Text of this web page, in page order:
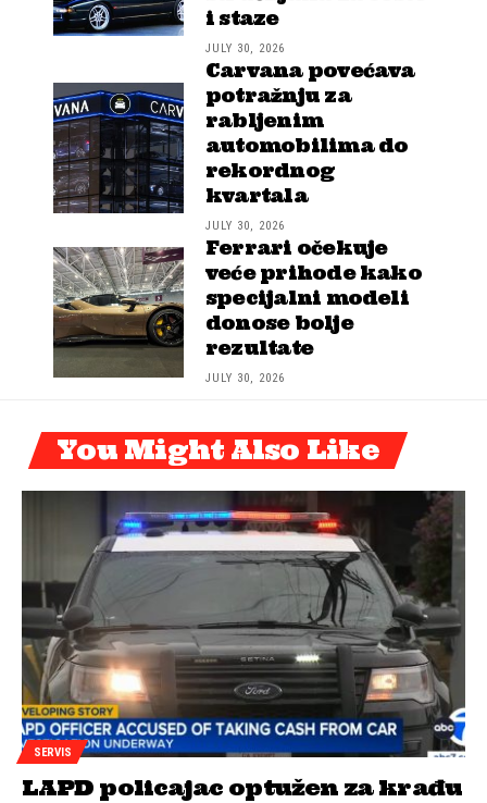
i staze
JULY 30, 2026
Carvana povećava
potražnju za
rabljenim
automobilima do
rekordnog
kvartala
JULY 30, 2026
Ferrari očekuje
veće prihode kako
specijalni modeli
donose bolje
rezultate
JULY 30, 2026
You Might Also Like
SERVIS
LAPD policajac optužen za krađu